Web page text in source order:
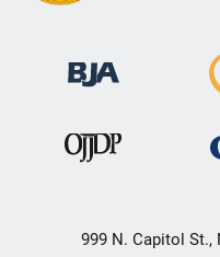
999 N. Capitol St.,